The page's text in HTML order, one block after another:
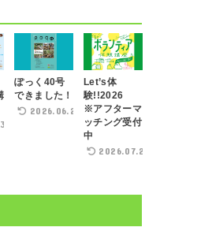
ぽっく40号
できました！
2026.06.22
Let’s体
験!!2026
※アフターマ
ッチング受付
中
2026.07.29